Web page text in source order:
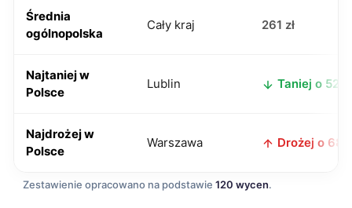
Średnia
ogólnopolska
Cały kraj 261 zł
Najtaniej w
Polsce
Lublin Taniej o 52 zł
Najdrożej w
Polsce
Warszawa Drożej o 68
Zestawienie opracowano na podstawie 120 wycen.